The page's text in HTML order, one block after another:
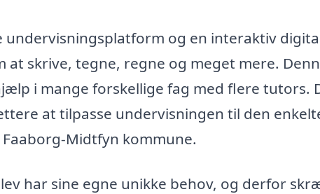
undervisningsplatform og en interaktiv
at skrive, tegne, regne og meget mere.
i mange forskellige fag med flere tutors.
at tilpasse undervisningen til den
Midtfyn kommune.
har sine egne unikke behov, og derfor